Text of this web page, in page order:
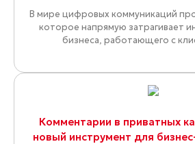
В мире цифровых коммуникаций
которое напрямую затрагивает
бизнеса, работающего с
Комментарии в приватных
новый инструмент для